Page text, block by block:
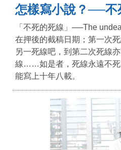
怎樣寫小說？──不
「不死的死線」──The
在押後的截稿日期；第一次
另一死線吧，到第二次死線
線……如是者，死線永遠不死
能寫上十年八載。